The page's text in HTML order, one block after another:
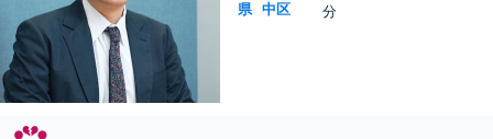
県
中区
分